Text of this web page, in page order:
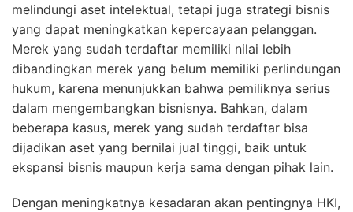
melindungi aset intelektual, tetapi juga strategi bisnis
yang dapat meningkatkan kepercayaan pelanggan.
Merek yang sudah terdaftar memiliki nilai lebih
dibandingkan merek yang belum memiliki perlindungan
hukum, karena menunjukkan bahwa pemiliknya serius
dalam mengembangkan bisnisnya. Bahkan, dalam
beberapa kasus, merek yang sudah terdaftar bisa
dijadikan aset yang bernilai jual tinggi, baik untuk
ekspansi bisnis maupun kerja sama dengan pihak lain.
Dengan meningkatnya kesadaran akan pentingnya HKI,